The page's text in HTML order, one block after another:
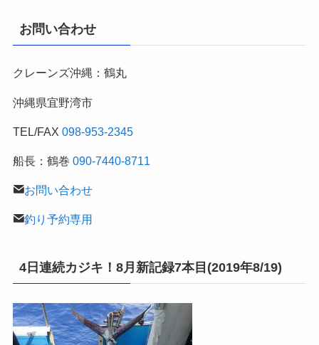
月
別
釣
記
お問い合わせ
クレーンズ沖縄：鶴丸
沖縄県宜野湾市
TEL/FAX 098-953-2345
船長：鶴巻 090-7440-8711
お問い合わせ
釣り予約専用
4日連続カジキ！8月新記録7本目(2019年8/19)